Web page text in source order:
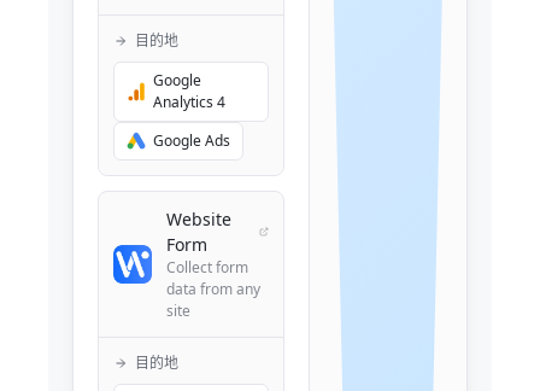
目的地
Google
Analytics 4
Google Ads
Website
Form
Collect form
data from any
site
目的地